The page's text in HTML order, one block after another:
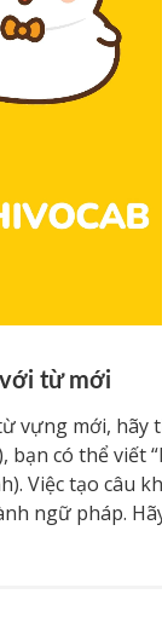
từ mới
vựng mới, hãy
bạn có thể
Việc tạo câu
ngữ pháp.